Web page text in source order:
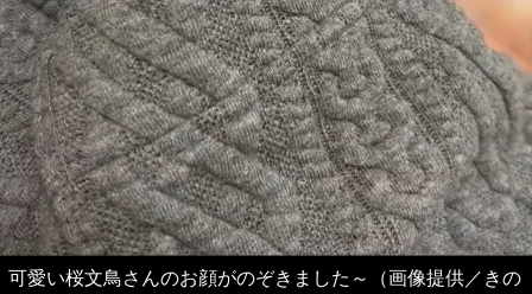
可愛い桜文鳥さんのお顔がのぞきました～（画像提供／きの